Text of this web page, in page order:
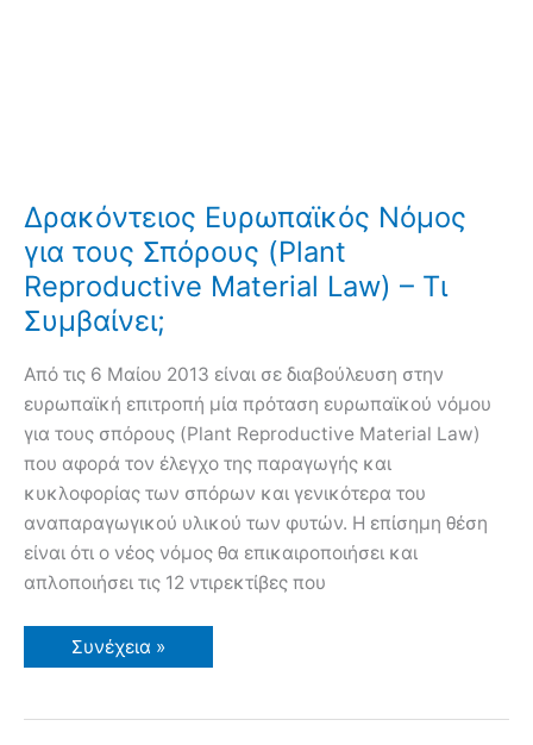
Δρακόντειος Ευρωπαϊκός Νόμος
για τους Σπόρους (Plant
Reproductive Material Law) – Τι
Συμβαίνει;
Από τις 6 Μαίου 2013 είναι σε διαβούλευση στην
ευρωπαϊκή επιτροπή μία πρόταση ευρωπαϊκού νόμου
για τους σπόρους (Plant Reproductive Material Law)
που αφορά τον έλεγχο της παραγωγής και
κυκλοφορίας των σπόρων και γενικότερα του
αναπαραγωγικού υλικού των φυτών. Η επίσημη θέση
είναι ότι ο νέος νόμος θα επικαιροποιήσει και
απλοποιήσει τις 12 ντιρεκτίβες που
Δρακόντειος
Ευρωπαϊκός
τους
Συνέχεια »